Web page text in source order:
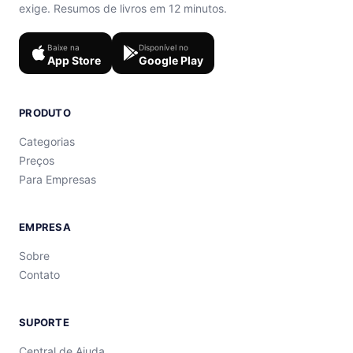
exige. Resumos de livros em 12 minutos.
Baixe na
App Store
Disponível no
Google Play
PRODUTO
Categorias
Preços
Para Empresas
EMPRESA
Sobre
Contato
SUPORTE